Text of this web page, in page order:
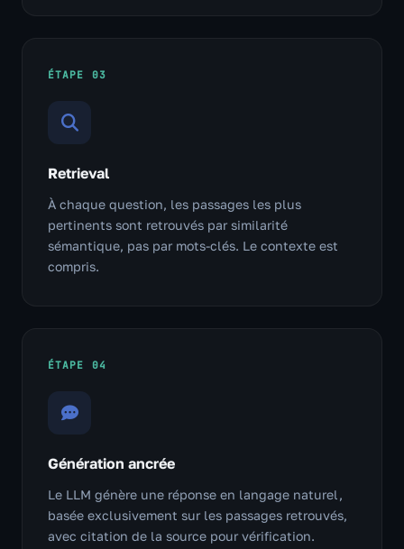
ÉTAPE 03
Retrieval
À chaque question, les passages les plus
pertinents sont retrouvés par similarité
sémantique, pas par mots-clés. Le contexte est
compris.
ÉTAPE 04
Génération ancrée
Le LLM génère une réponse en langage naturel,
basée exclusivement sur les passages retrouvés,
avec citation de la source pour vérification.